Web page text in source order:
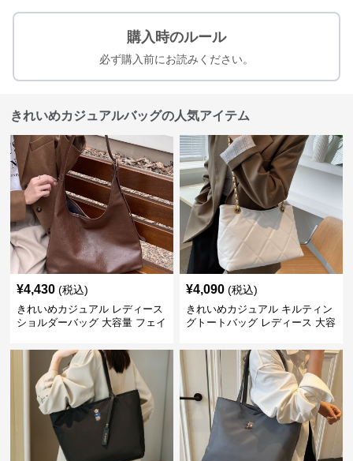
購入時のルール
必ず購入前にお読みください。
きれいめカジュアルバッグの人気アイテム
¥4,430 (税込)
きれいめカジュアル レディース
ショルダーバッグ 大容量 フェイ
2WAY ヴィンテージ風
¥4,090 (税込)
きれいめカジュアル キルティン
グトートバッグ レディース 大容
ゃれ 通勤・通学 シンプル